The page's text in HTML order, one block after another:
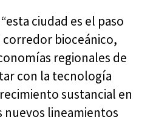
ciudad es el paso
corredor bioceánico,
regionales de
con la tecnología
sustancial en
nuevos lineamientos